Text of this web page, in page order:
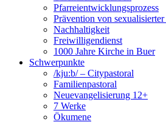
Pfarreientwicklungsprozess
Prävention von
Nachhaltigkeit
Freiwilligendienst
1000 Jahre Kirche in Buer
Schwerpunkte
/kju:b/ – Citypastoral
Familienpastoral
Neuevangelisierung 12+
7 Werke
Ökumene